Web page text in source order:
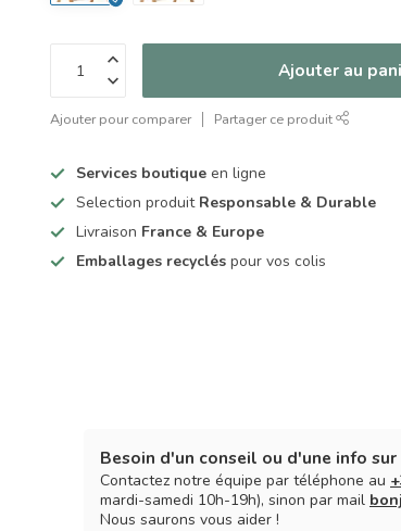
Ajouter au
Ajouter pour comparer Partager ce produit
Services boutique en ligne
Selection produit Responsable & Durable
Livraison France & Europe
Emballages recyclés pour vos colis
Besoin d'un conseil ou d'une info
Contactez notre équipe par téléphone au
mardi-samedi 10h-19h), sinon par mail
Nous saurons vous aider !